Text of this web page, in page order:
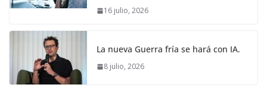
16 julio, 2026
La nueva Guerra fría se hará con IA.
8 julio, 2026